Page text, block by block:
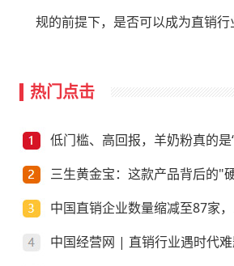
规的前提下，是否可以成为直销行
热门点击
低门槛、高回报，羊奶粉真的是
三生黄金宝：这款产品背后的"
中国直销企业数量缩减至87家
中国经营网 | 直销行业遇时代难